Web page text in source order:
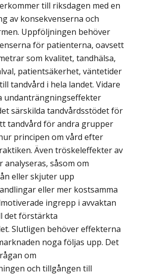
till riksdagen med en
av konsekvenserna och
Uppföljningen behöver
för patienterna, oavsett
som kvalitet, tandhälsa,
patientsäkerhet, väntetider
tandvård i hela landet. Vidare
undanträngningseffekter
särskilda tandvårdsstödet för
tandvård för andra grupper
principen om vård efter
Även tröskeleffekter av
såsom om
eller skjuter upp
eller mer kostsamma
ingrepp i avvaktan
det förstärkta
Slutligen behöver effekterna
noga följas upp. Det
om
och tillgången till